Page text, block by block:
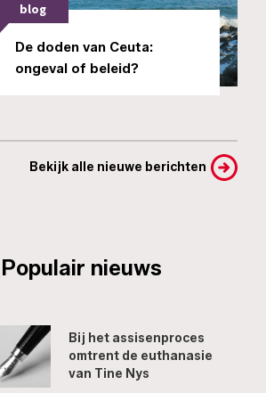
blog
De doden van Ceuta:
ongeval of beleid?
Bekijk alle nieuwe berichten
_Populair nieuws
Bij het assisenproces
omtrent de euthanasie
van Tine Nys